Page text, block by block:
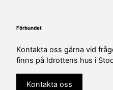
Förbundet
Kontakta oss gärna vid
finns på Idrottens hus i
Kontakta oss